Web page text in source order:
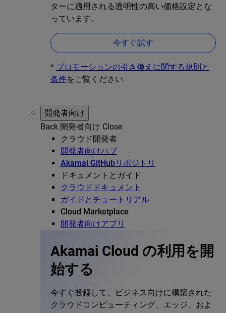
ターに適用される透明性の高い価格設定とな
っています。
今すぐ試す
* プロモーションの引き換えに関する規則と
条件をご覧ください
開発者向け
Back 開発者向け Close
クラウド開発者
開発者向けハブ
Akamai GitHubリポジトリ
ドキュメントとガイド
クラウドドキュメント
ガイドとチュートリアル
Cloud Marketplace
開発者向けアプリ
Akamai Cloud の利用を開
始する
今すぐ登録して、ビジネス向けに構築された
クラウドコンピューティング、エッジ、およ